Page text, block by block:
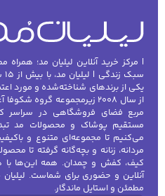
| مرکز خرید آنلاین لیلیان مد؛
یکی از برندهای شناخته‌شده و مورد
مربع فضای فروشگاهی در سراسر
مستقیم پوشاک و محصولات مد
می‌کنیم تا مجموعه‌ای متنوع و
مردانه، زنانه و بچه‌گانه گرفته تا
کیف، کفش و چمدان. همه این‌ها با
آنلاین و حضوری برای شماست.
مطمئن و استایل ماندگار.